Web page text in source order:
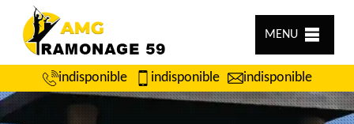
MENU
indisponible indisponible indisponible